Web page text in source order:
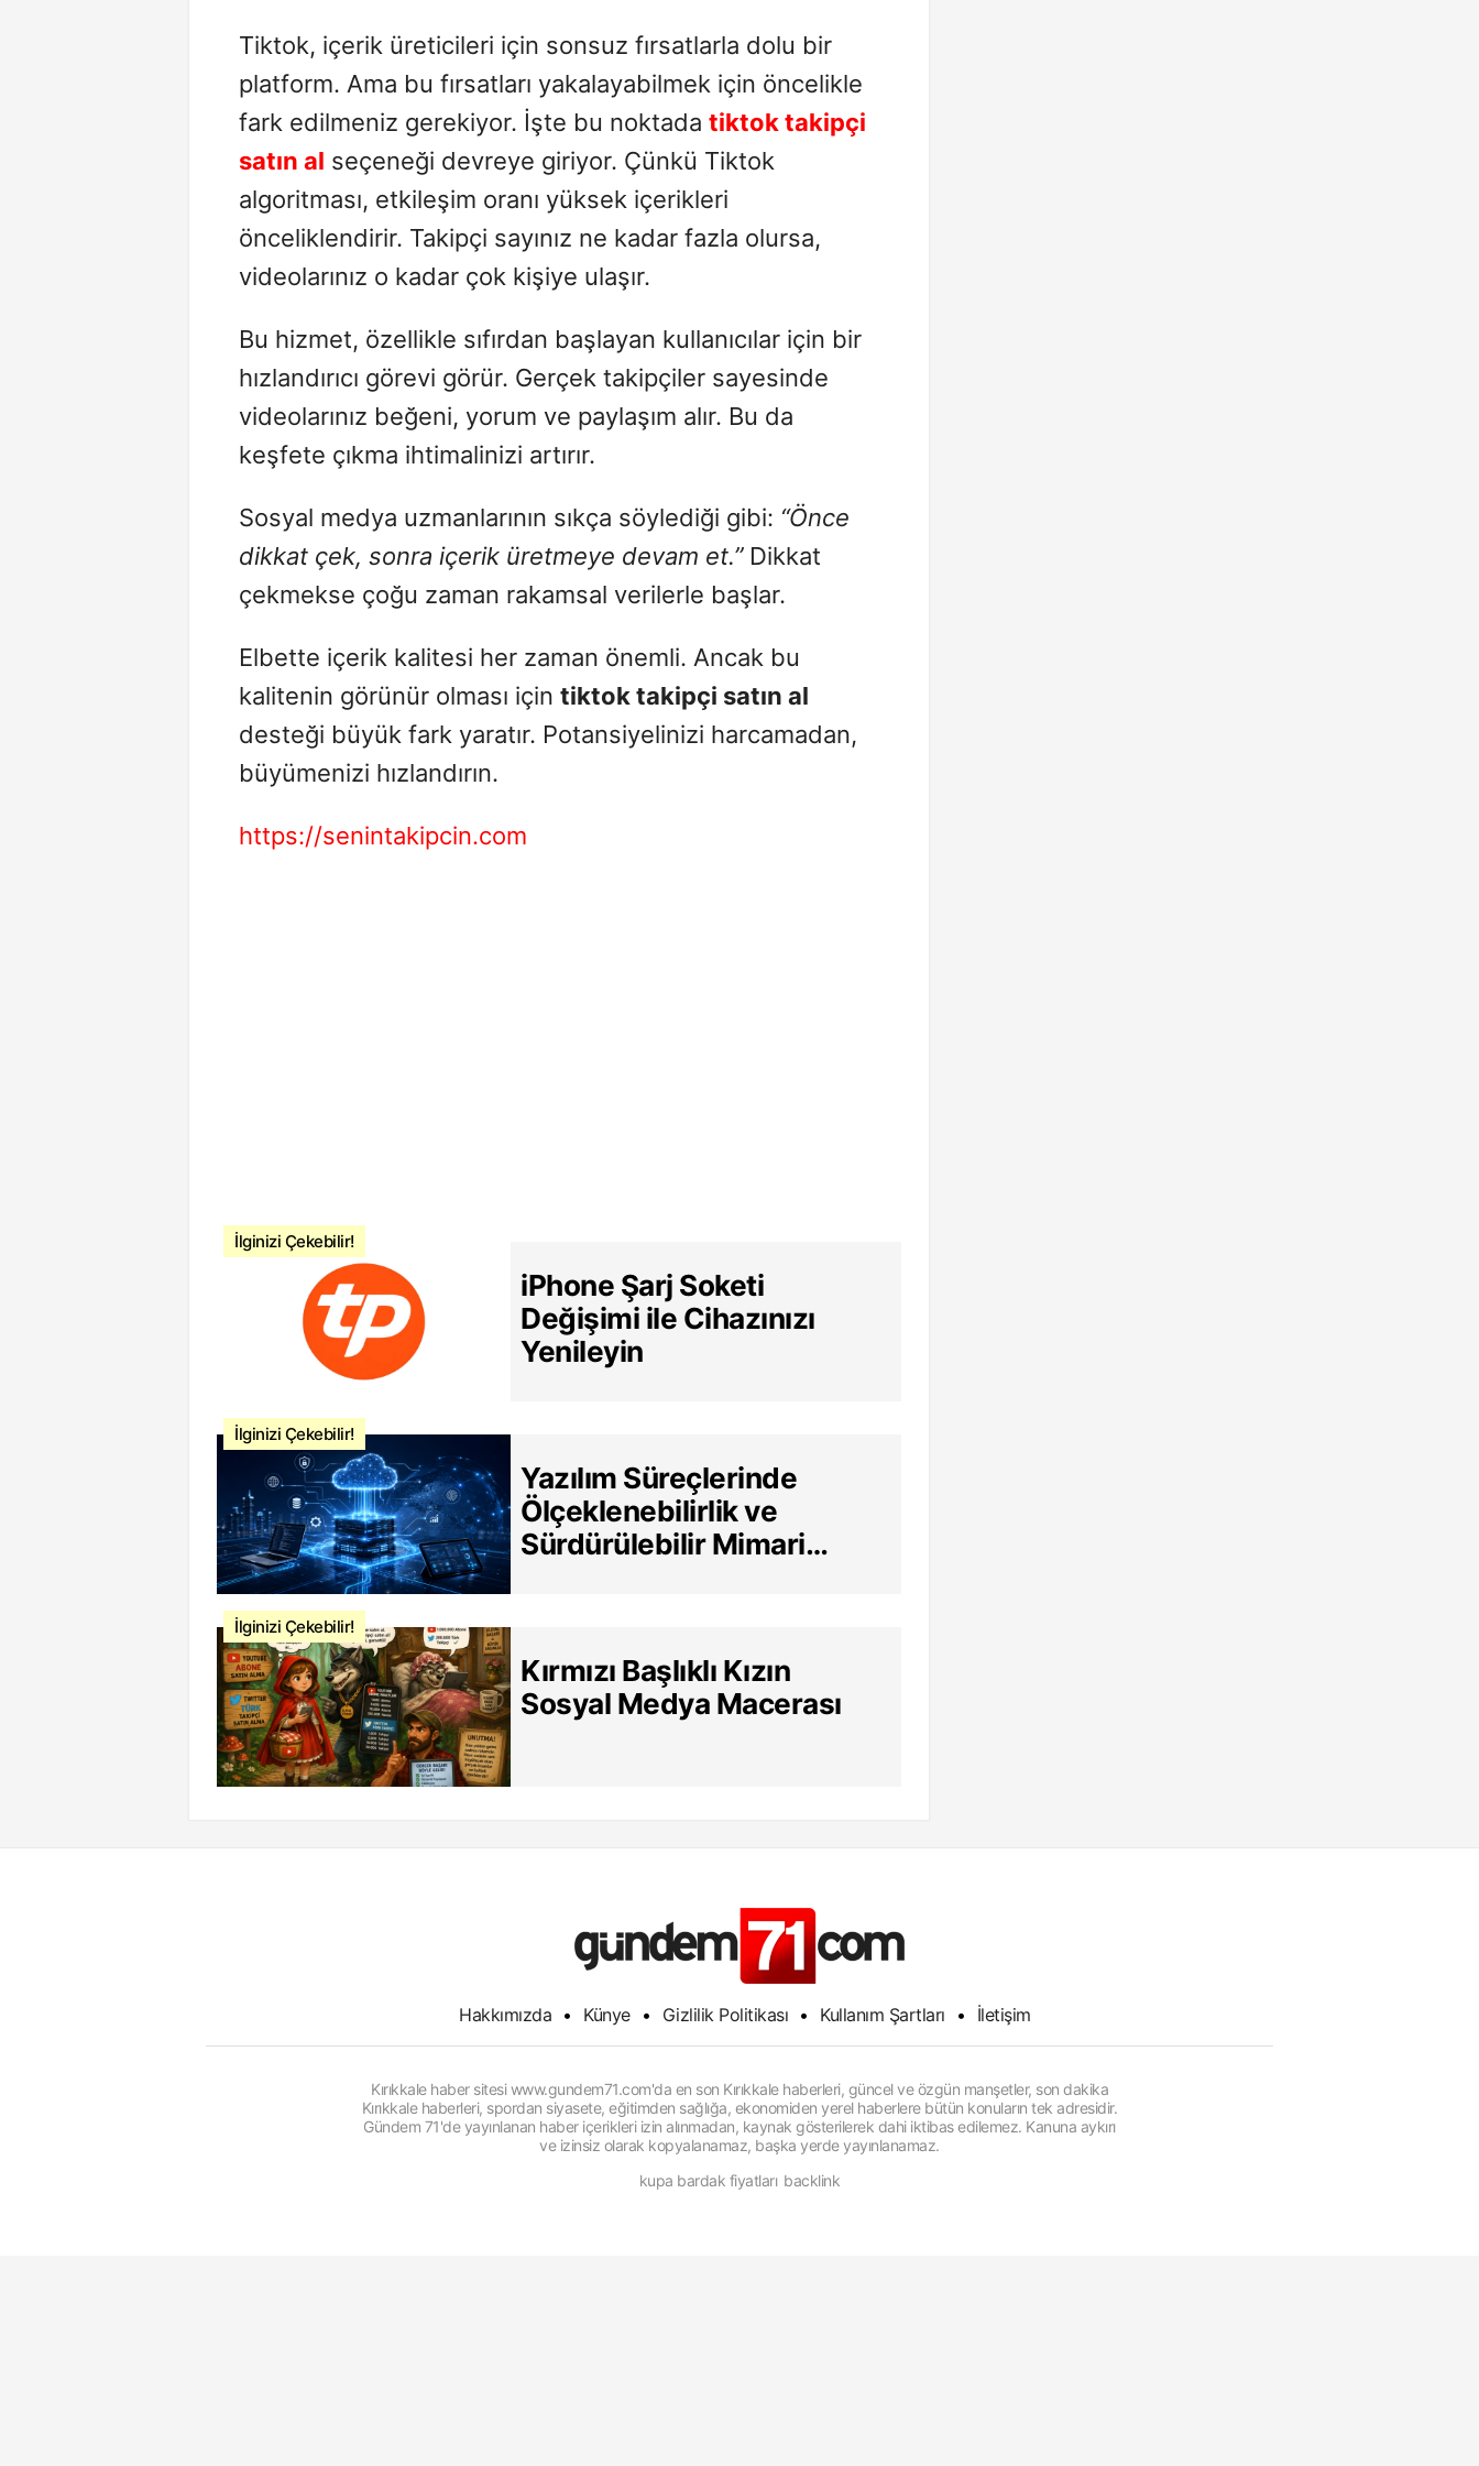
Tiktok, içerik üreticileri için sonsuz fırsatlarla dolu bir
platform. Ama bu fırsatları yakalayabilmek için öncelikle
fark edilmeniz gerekiyor. İşte bu noktada tiktok takipçi
satın al seçeneği devreye giriyor. Çünkü Tiktok
algoritması, etkileşim oranı yüksek içerikleri
önceliklendirir. Takipçi sayınız ne kadar fazla olursa,
videolarınız o kadar çok kişiye ulaşır.
Bu hizmet, özellikle sıfırdan başlayan kullanıcılar için bir
hızlandırıcı görevi görür. Gerçek takipçiler sayesinde
videolarınız beğeni, yorum ve paylaşım alır. Bu da
keşfete çıkma ihtimalinizi artırır.
Sosyal medya uzmanlarının sıkça söylediği gibi: “Önce
dikkat çek, sonra içerik üretmeye devam et.”Dikkat
çekmekse çoğu zaman rakamsal verilerle başlar.
Elbette içerik kalitesi her zaman önemli. Ancak bu
kalitenin görünür olması için tiktok takipçi satın al
desteği büyük fark yaratır. Potansiyelinizi harcamadan,
büyümenizi hızlandırın.
https://senintakipcin.com
İlginizi Çekebilir!
iPhone Şarj Soketi
Değişimi ile Cihazınızı
Yenileyin
İlginizi Çekebilir!
Yazılım Süreçlerinde
Ölçeklenebilirlik ve
Sürdürülebilir Mimari
İlginizi Çekebilir!
Kırmızı Başlıklı Kızın
Sosyal Medya Macerası
Hakkımızda • Künye • Gizlilik Politikası • Kullanım Şartları • İletişim
Kırıkkale haber sitesi www.gundem71.com'da en son Kırıkkale haberleri, güncel ve özgün manşetler, son dakika
Kırıkkale haberleri, spordan siyasete, eğitimden sağlığa, ekonomiden yerel haberlere bütün konuların tek adresidir.
Gündem 71'de yayınlanan haber içerikleri izin alınmadan, kaynak gösterilerek dahi iktibas edilemez. Kanuna aykırı
ve izinsiz olarak kopyalanamaz, başka yerde yayınlanamaz.
kupa bardak fiyatları backlink